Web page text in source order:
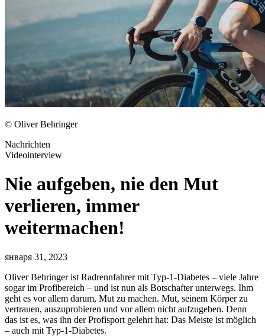
© Oliver Behringer
Nachrichten
Videointerview
Nie aufgeben, nie den Mut
verlieren, immer
weitermachen!
января 31, 2023
Oliver Behringer ist Radrennfahrer mit Typ-1-Diabetes – viele Jahre
sogar im Profibereich – und ist nun als Botschafter unterwegs. Ihm
geht es vor allem darum, Mut zu machen. Mut, seinem Körper zu
vertrauen, auszuprobieren und vor allem nicht aufzugeben. Denn
das ist es, was ihn der Profisport gelehrt hat: Das Meiste ist möglich
– auch mit Typ-1-Diabetes.